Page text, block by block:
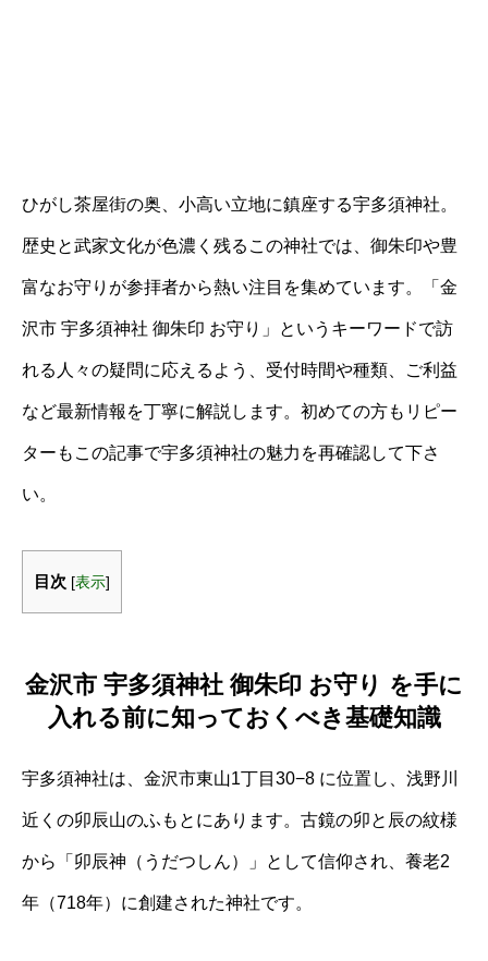
ひがし茶屋街の奥、小高い立地に鎮座する宇多須神社。
歴史と武家文化が色濃く残るこの神社では、御朱印や豊
富なお守りが参拝者から熱い注目を集めています。「金
沢市 宇多須神社 御朱印 お守り」というキーワードで訪
れる人々の疑問に応えるよう、受付時間や種類、ご利益
など最新情報を丁寧に解説します。初めての方もリピー
ターもこの記事で宇多須神社の魅力を再確認して下さ
い。
目次 [表示]
金沢市 宇多須神社 御朱印 お守り を手に
入れる前に知っておくべき基礎知識
宇多須神社は、金沢市東山1丁目30−8 に位置し、浅野川
近くの卯辰山のふもとにあります。古鏡の卯と辰の紋様
から「卯辰神（うだつしん）」として信仰され、養老2
年（718年）に創建された神社です。